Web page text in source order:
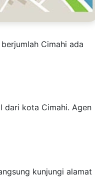
Cimahi ada
dari kota Cimahi. Agen
kunjungi alamat